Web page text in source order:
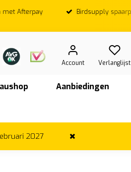
spaarpunt bij elke euro
Account Verlanglijst
Aanbiedingen
2027